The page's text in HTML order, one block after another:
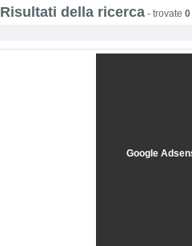
Risultati della ricerca - trovate 0
Google